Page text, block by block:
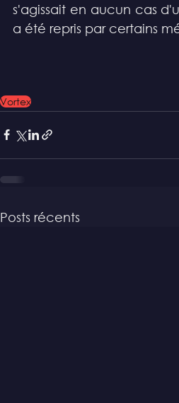
s'agissait en aucun cas
a été repris par certains
Vortex
Posts récents